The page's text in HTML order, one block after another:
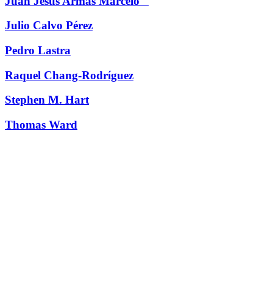
Julio Calvo Pérez
Pedro Lastra
Raquel Chang-Rodríguez
Stephen M. Hart
Thomas Ward